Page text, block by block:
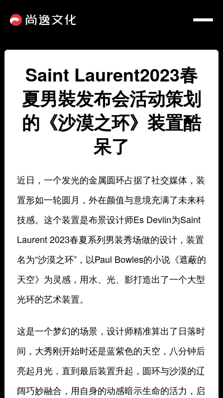
Saint Laurent2023春
夏男裝发布会活动策划
的《沙漠之环》装置酷
呆了
近日，一个发光的金属圆环占据了社交媒体，装
置形如一轮圆月，外在颜值与意境充满了未来科
技感。这个装置是布景设计师Es Devlin为Saint
Laurent 2023春夏系列男装秀场做的设计，装置
名为“沙漠之环”，以Paul Bowles的小说《遮蔽的
天空》为灵感，用水、光、影打造出了一个大型
光环的艺术装置。
这是一个梦幻的场景，设计师精准算出了日落时
间，大秀刚开始时还是蓝紫色的天空，八分钟后
亮起月光，直到最后装置升起，圆环与沙漠的辽
阔巧妙融合，用自身的动感暗示生命的活力，启